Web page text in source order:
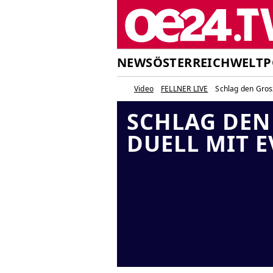
NEWSÖSTERREICHWELT
Video FELLNER LIVE Schlag den
SCHLAG
DUELL MIT